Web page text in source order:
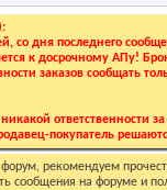
со дня последнего
к досрочному АПу!
заказов сообщать
ответственности
покупатель
рекомендуем
сообщения на форуме и